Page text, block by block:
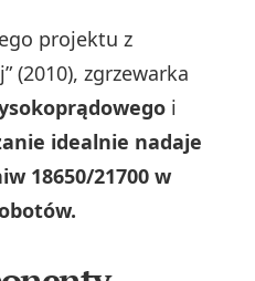
projektu z
(2010), zgrzewarka
i
idealnie nadaje
18650/21700 w